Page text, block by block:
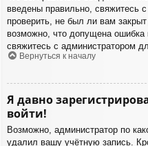
введены правильно, свяжитесь
проверить, не был ли вам
возможно, что допущена ошибка
свяжитесь с администратором
Вернуться к началу
Я давно
войти!
Возможно, администратор по
удалил вашу учётную запись.